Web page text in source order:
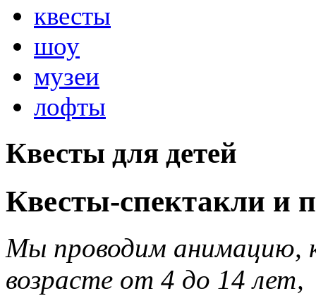
квесты
шоу
музеи
лофты
Квесты для детей
Квесты-спектакли и
Мы проводим анимацию,
возрасте от 4 до 14 лет,